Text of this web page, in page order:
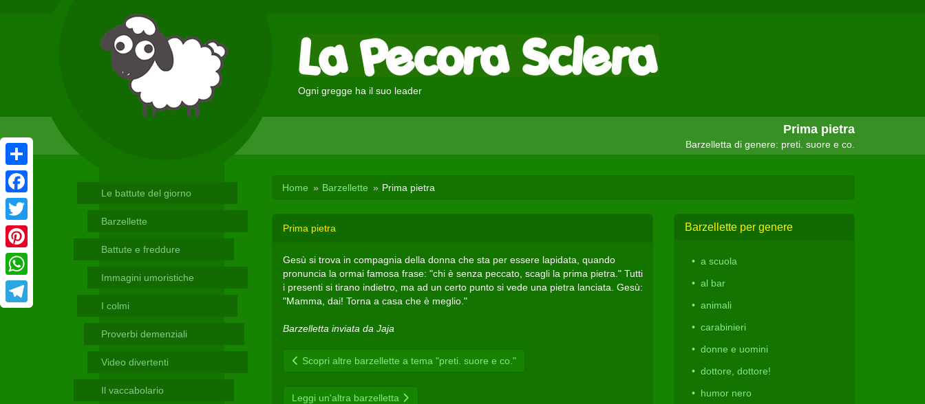
Ogni gregge ha il suo leader
Prima pietra
Barzelletta di genere: preti. suore e co.
Le battute del giorno
Barzellette
Battute e freddure
Immagini umoristiche
I colmi
Proverbi demenziali
Video divertenti
Il vaccabolario
Home Barzellette Prima pietra
Prima pietra
Gesù si trova in compagnia della donna che sta per essere lapidata, quando
pronuncia la ormai famosa frase: "chi è senza peccato, scagli la prima pietra." Tutti
i presenti si tirano indietro, ma ad un certo punto si vede una pietra lanciata. Gesù:
"Mamma, dai! Torna a casa che è meglio."
Barzelletta inviata da Jaja
Scopri altre barzellette a tema "preti. suore e co."
Leggi un'altra barzelletta
Barzellette per genere
a scuola
al bar
animali
carabinieri
donne e uomini
dottore, dottore!
humor nero
Condividi
Facebook
Twitter
Pinterest
WhatsApp